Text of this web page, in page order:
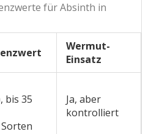
für Absinth in
Wermut-
Einsatz
bis 35
Ja, aber
kontrolliert